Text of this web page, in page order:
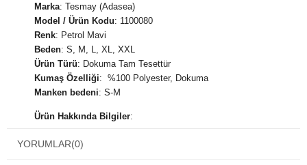
Marka: Tesmay (Adasea)
Model / Ürün Kodu: 1100080
Renk: Petrol Mavi
Beden: S, M, L, XL, XXL
Ürün Türü: Dokuma Tam Tesettür
Kumaş Özelliği: %100 Polyester, Dokuma
Manken bedeni: S-M
Ürün Hakkında Bilgiler:
Denizde ve havuzda kullanabileceğiniz
YORUMLAR(0)